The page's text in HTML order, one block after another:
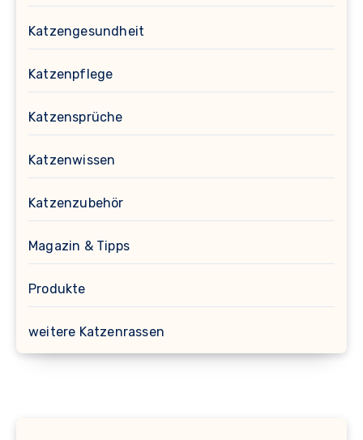
Katzengesundheit
Katzenpflege
Katzensprüche
Katzenwissen
Katzenzubehör
Magazin & Tipps
Produkte
weitere Katzenrassen